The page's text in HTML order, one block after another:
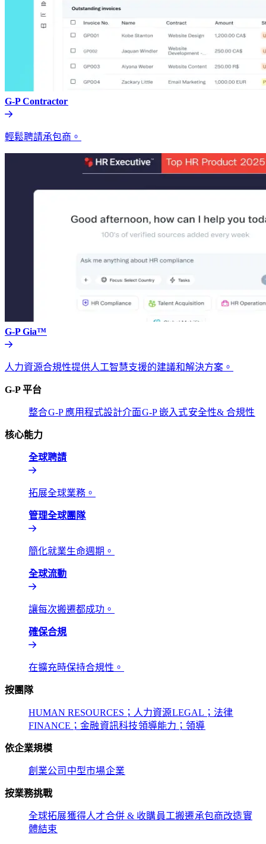
G-P Contractor​​
輕鬆聘請承包商。​​
G-P Gia™​​
人力資源合規性提供人工智慧支援的建議和解決方案。​​
G-P 平台​​
整合​​G-P 應用程式設計介面​​G-P 嵌入式​​安全性& 合規性​​
核心能力​​
全球聘請​​
拓展全球業務。​​
管理全球團隊​​
簡化就業生命週期。​​
全球流動​​
讓每次搬遷都成功。​​
確保合規​​
在擴充時保持合規性。​​
按團隊​​
HUMAN RESOURCES；人力資源​​LEGAL；法律​​
FINANCE；金融​​資訊科技​​領導能力；領導​​
依企業規模​​
創業公司​​ 中型市場​​企業​​
按業務挑戰​​
全球拓展​​獲得人才​​合併 & 收購​​員工搬遷​​承包商改造​​實
體結束​​